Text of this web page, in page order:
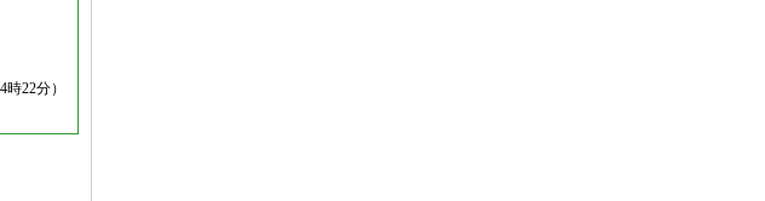
時22分）